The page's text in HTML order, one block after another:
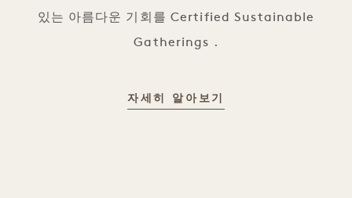
있는 아름다운 기회를 Certified Sustainable
Gatherings .
자세히 알아보기